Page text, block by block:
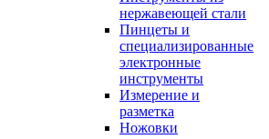
нержавеющей стали
Пинцеты и
специализированные
электронные
инструменты
Измерение и
разметка
Ножовки